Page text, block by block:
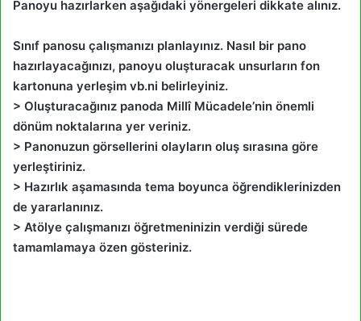
Panoyu hazırlarken aşağıdaki yönergeleri dikkate alınız.
Sınıf panosu çalışmanızı planlayınız. Nasıl bir pano
hazırlayacağınızı, panoyu oluşturacak unsurların fon
kartonuna yerleşim vb.ni belirleyiniz.
> Oluşturacağınız panoda Millî Mücadele’nin önemli
dönüm noktalarına yer veriniz.
> Panonuzun görsellerini olayların oluş sırasına göre
yerleştiriniz.
> Hazırlık aşamasında tema boyunca öğrendiklerinizden
de yararlanınız.
> Atölye çalışmanızı öğretmeninizin verdiği sürede
tamamlamaya özen gösteriniz.